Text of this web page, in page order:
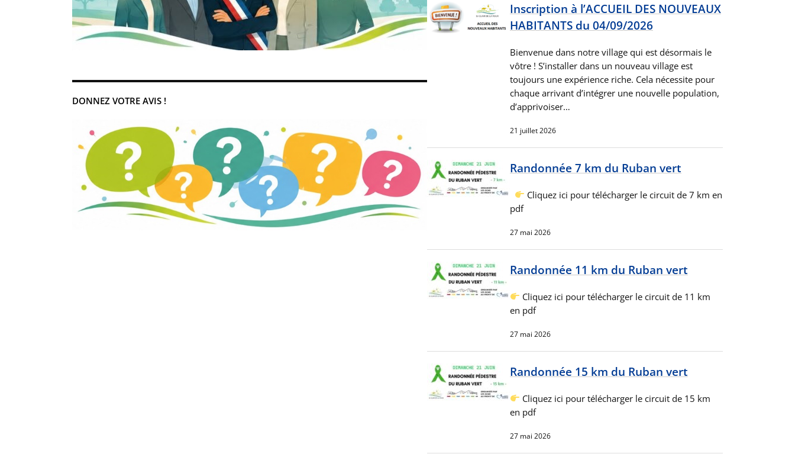
DONNEZ VOTRE AVIS !
Inscription à l’ACCUEIL DES NOUVEAUX
HABITANTS du 04/09/2026
Bienvenue dans notre village qui est désormais le
vôtre ! S’installer dans un nouveau village est
toujours une expérience riche. Cela nécessite pour
chaque arrivant d’intégrer une nouvelle population,
d’apprivoiser…
21 juillet 2026
Randonnée 7 km du Ruban vert
Cliquez ici pour télécharger le circuit de 7 km en
pdf
27 mai 2026
Randonnée 11 km du Ruban vert
Cliquez ici pour télécharger le circuit de 11 km
en pdf
27 mai 2026
Randonnée 15 km du Ruban vert
Cliquez ici pour télécharger le circuit de 15 km
en pdf
27 mai 2026